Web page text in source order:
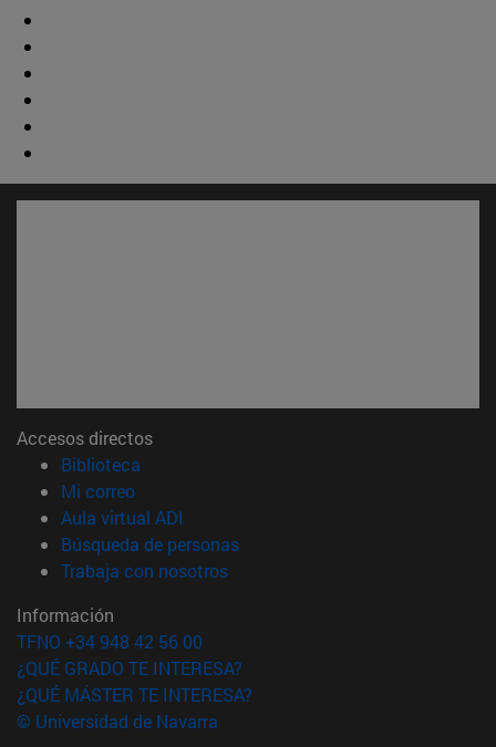
Accesos directos
Biblioteca
Mi correo(abre en nueva ventana)
Aula virtual ADI
Búsqueda de personas(abre en nueva ventana)
Trabaja con nosotros(abre en nueva ventana)
Información
TFNO +34 948 42 56 00
¿QUÉ GRADO TE INTERESA?
¿QUÉ MÁSTER TE INTERESA?
© Universidad de Navarra